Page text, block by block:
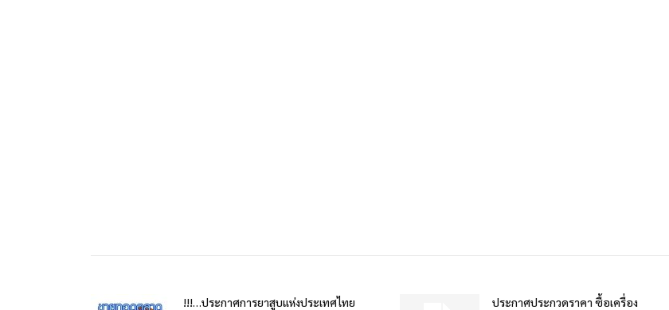
!!!…ประกาศการยาสูบแห่งประเทศไทย
ประกาศประกวดราคา ซื้อเครื่อง